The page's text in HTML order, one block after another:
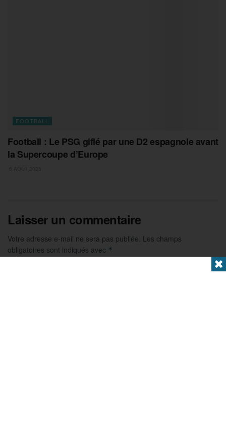
FOOTBALL
Football : Le PSG giflé par une D2 espagnole avant
la Supercoupe d’Europe
Laisser un commentaire
Votre adresse e-mail ne sera pas publiée. Les champs
obligatoires sont indiqués avec *
✖